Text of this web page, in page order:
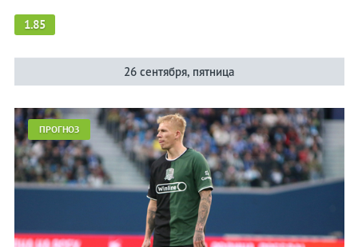
1.85
26 сентября, пятница
ПРОГНОЗ